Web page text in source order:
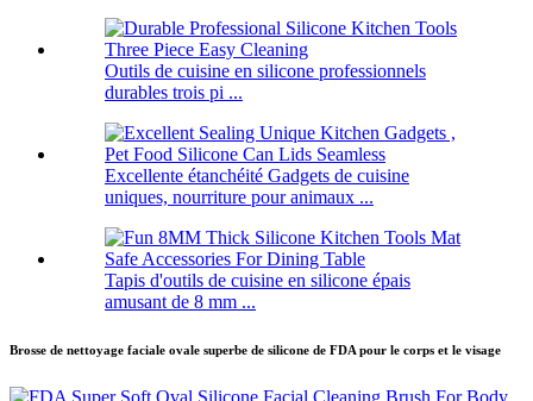
Outils de cuisine en silicone professionnels
durables trois pi ...
Excellente étanchéité Gadgets de cuisine
uniques, nourriture pour animaux ...
Tapis d'outils de cuisine en silicone épais
amusant de 8 mm ...
Brosse de nettoyage faciale ovale superbe de silicone de FDA pour le corps et le visage